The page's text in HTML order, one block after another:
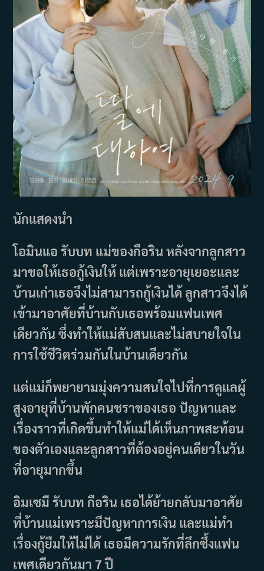
นักแสดงนำ
โอมินแอ รับบท แม่ของกือริน หลังจากลูกสาว
มาขอให้เธอกู้เงินให้ แต่เพราะอายุเยอะและ
บ้านเก่าเธอจึงไม่สามารถกู้เงินได้ ลูกสาวจึงได้
เข้ามาอาศัยที่บ้านกับเธอพร้อมแฟนเพศ
เดียวกัน ซึ่งทำให้แม่สับสนและไม่สบายใจใน
การใช้ชีวิตร่วมกันในบ้านเดียวกัน
แต่แม่ก็พยายามมุ่งความสนใจไปที่การดูแลผู้
สูงอายุที่บ้านพักคนชราของเธอ ปัญหาและ
เรื่องราวที่เกิดขึ้นทำให้แม่ได้เห็นภาพสะท้อน
ของตัวเองและลูกสาวที่ต้องอยู่คนเดียวในวัน
ที่อายุมากขึ้น
อิมเซมี รับบท กือริน เธอได้ย้ายกลับมาอาศัย
ที่บ้านแม่เพราะมีปัญหาการเงิน และแม่ทำ
เรื่องกู้ยืมให้ไม่ได้ เธอมีความรักที่ลึกซึ้งแฟน
เพศเดียวกันมา 7 ปี